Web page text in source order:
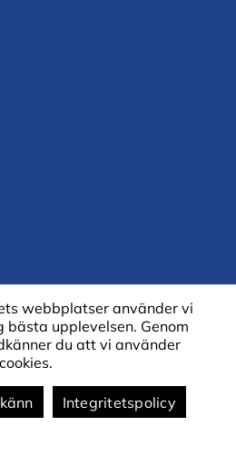
webbplatser använder vi
bästa upplevelsen. Genom
du att vi använder
cookies.
Integritetspolicy